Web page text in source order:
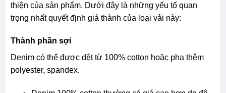
thiện của sản phẩm. Dưới đây là những yếu tố quan
trọng nhất quyết định giá thành của loại vải này:
Thành phần sợi
Denim có thể được dệt từ 100% cotton hoặc pha thêm
polyester, spandex.